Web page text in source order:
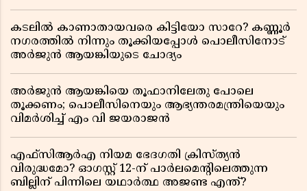
കടലിൽ കാണാതായവരെ കിട്ടിയോ സാറേ? കണ്ണൂർ
നഗരത്തിൽ നിന്നും തൂക്കിയപ്പോൾ പൊലീസിനോട്
അർജുൻ ആയങ്കിയുടെ ചോദ്യം
അർജുൻ ആയങ്കിയെ തൂഫാനിലേതു പോലെ
തൂക്കണം; പൊലീസിനെയും ആഭ്യന്തരമന്ത്രിയെയും
വിമർശിച്ച് എം വി ജയരാജൻ
എഫ്സിആർഎ നിയമ ഭേദഗതി ക്രിസ്ത്യൻ
വിരുദ്ധമോ? ഓഗസ്റ്റ് 12-ന് പാർലമെന്റിലെത്തുന്ന
ബില്ലിന് പിന്നിലെ യഥാർത്ഥ അജണ്ട എന്ത്?